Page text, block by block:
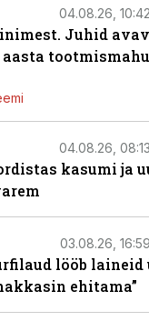
04.08.26, 10:42
Juhid
aasta
04.08.26, 08:13
kasumi ja
03.08.26, 16:59
lööb laineid
ehitama”